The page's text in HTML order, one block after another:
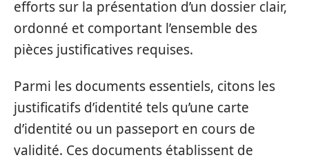
efforts sur la présentation d’un dossier clair,
ordonné et comportant l’ensemble des
pièces justificatives requises.
Parmi les documents essentiels, citons les
justificatifs d’identité tels qu’une carte
d’identité ou un passeport en cours de
validité. Ces documents établissent de